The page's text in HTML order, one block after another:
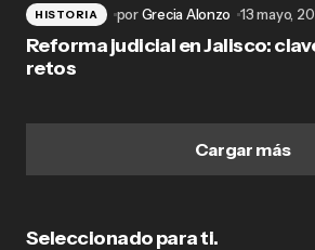
HISTORIA porGrecia Alonzo 13 mayo,
Reforma judicial en Jalisco:
retos
Cargar más
Seleccionado para ti.